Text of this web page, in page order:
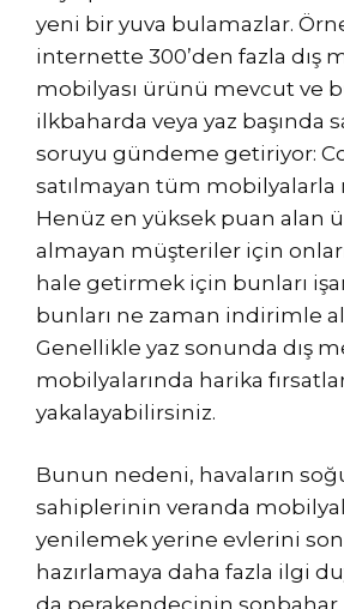
yeni bir yuva bulamazlar.
internette 300’den fazla dış
mobilyası ürünü mevcut ve
ilkbaharda veya yaz başında
soruyu gündeme getiriyor:
satılmayan tüm mobilyalarla
Henüz en yüksek puan alan
almayan müşteriler için
hale getirmek için bunları
bunları ne zaman indirimle
Genellikle yaz sonunda dış
mobilyalarında harika
yakalayabilirsiniz.
Bunun nedeni, havaların
sahiplerinin veranda
yenilemek yerine evlerini
hazırlamaya daha fazla ilgi
da perakendecinin sonbahar